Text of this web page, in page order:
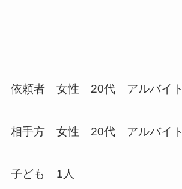
依頼者 女性 20代 アルバイト
相手方 女性 20代 アルバイト
子ども 1人